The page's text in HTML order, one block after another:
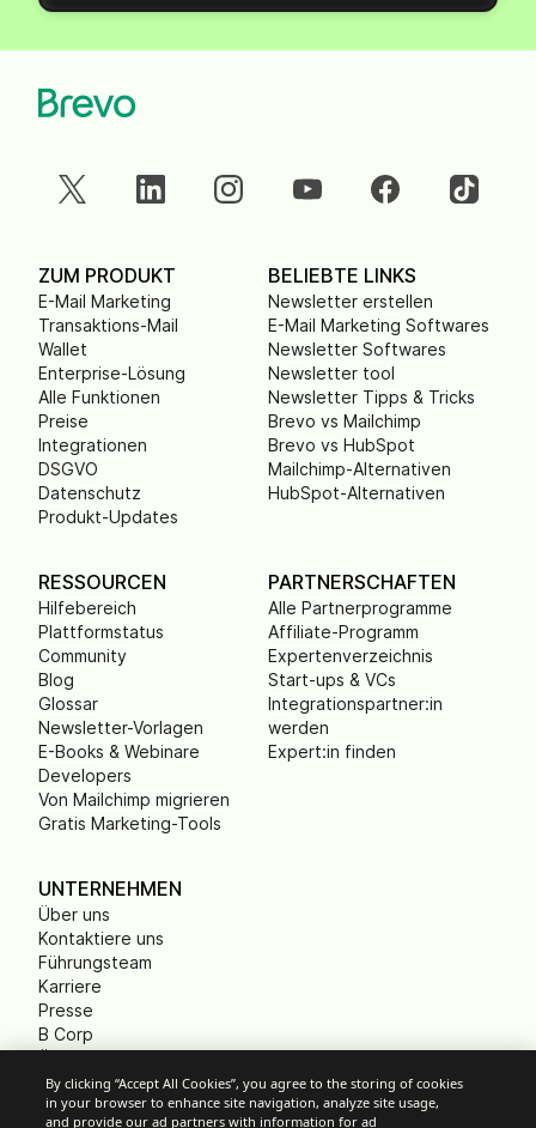
ZUM PRODUKT
E-Mail Marketing
Transaktions-Mail
Wallet
Enterprise-Lösung
Alle Funktionen
Preise
Integrationen
DSGVO
Datenschutz
Produkt-Updates
BELIEBTE LINKS
Newsletter erstellen
E-Mail Marketing Softwares
Newsletter Softwares
Newsletter tool
Newsletter Tipps & Tricks
Brevo vs Mailchimp
Brevo vs HubSpot
Mailchimp-Alternativen
HubSpot-Alternativen
RESSOURCEN
Hilfebereich
Plattformstatus
Community
Blog
Glossar
Newsletter-Vorlagen
E-Books & Webinare
Developers
Von Mailchimp migrieren
Gratis Marketing-Tools
PARTNERSCHAFTEN
Alle Partnerprogramme
Affiliate-Programm
Expertenverzeichnis
Start-ups & VCs
Integrationspartner:in
werden
Expert:in finden
UNTERNEHMEN
Über uns
Kontaktiere uns
Führungsteam
Karriere
Presse
B Corp
Gemeinnützige
Organisationen (NPO)
By clicking “Accept All Cookies”, you agree to the storing of cookies
in your browser to enhance site navigation, analyze site usage,
and provide our ad partners with information for ad